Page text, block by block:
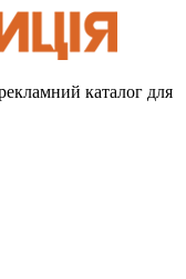
каталог для